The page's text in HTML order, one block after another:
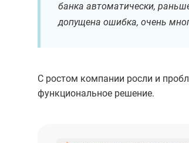
банка автоматически,
допущена ошибка, очень
С ростом компании росли и
функциональное решение.